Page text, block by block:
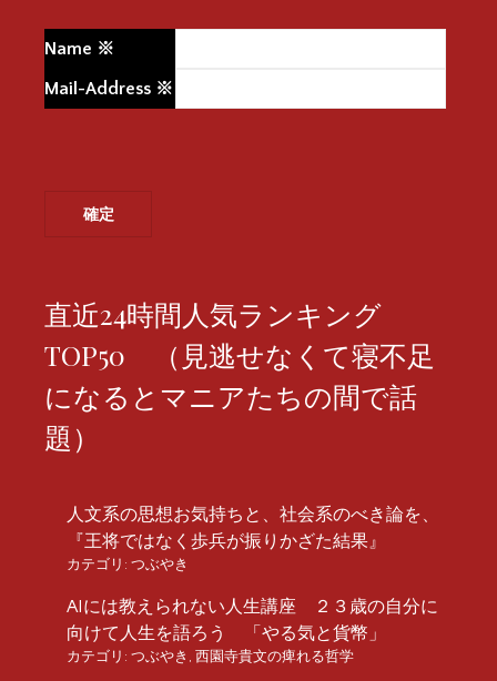
Name ※
Mail-Address ※
直近24時間人気ランキング
TOP50 （見逃せなくて寝不足
になるとマニアたちの間で話
題）
人文系の思想お気持ちと、社会系のべき論を、
『王将ではなく歩兵が振りかざた結果』
カテゴリ: つぶやき
AIには教えられない人生講座 ２３歳の自分に
向けて人生を語ろう 「やる気と貨幣」
カテゴリ: つぶやき 西園寺貴文の痺れる哲学